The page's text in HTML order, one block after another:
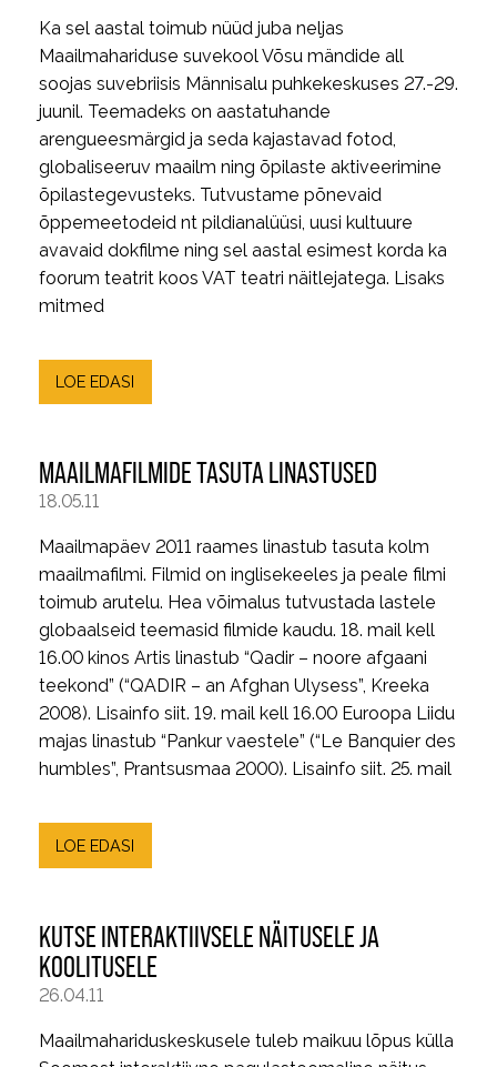
Ka sel aastal toimub nüüd juba neljas
Maailmahariduse suvekool Võsu mändide all
soojas suvebriisis Männisalu puhkekeskuses 27.-29.
juunil. Teemadeks on aastatuhande
arengueesmärgid ja seda kajastavad fotod,
globaliseeruv maailm ning õpilaste aktiveerimine
õpilastegevusteks. Tutvustame põnevaid
õppemeetodeid nt pildianalüüsi, uusi kultuure
avavaid dokfilme ning sel aastal esimest korda ka
foorum teatrit koos VAT teatri näitlejatega. Lisaks
mitmed
LOE EDASI
MAAILMAFILMIDE TASUTA LINASTUSED
18.05.11
Maailmapäev 2011 raames linastub tasuta kolm
maailmafilmi. Filmid on inglisekeeles ja peale filmi
toimub arutelu. Hea võimalus tutvustada lastele
globaalseid teemasid filmide kaudu. 18. mail kell
16.00 kinos Artis linastub “Qadir – noore afgaani
teekond” (“QADIR – an Afghan Ulysess”, Kreeka
2008). Lisainfo siit. 19. mail kell 16.00 Euroopa Liidu
majas linastub “Pankur vaestele” (“Le Banquier des
humbles”, Prantsusmaa 2000). Lisainfo siit. 25. mail
LOE EDASI
KUTSE INTERAKTII​VSELE NÄITUSELE JA
KOOLITUSEL​E
26.04.11
Maailmahariduskeskusele tuleb maikuu lõpus külla